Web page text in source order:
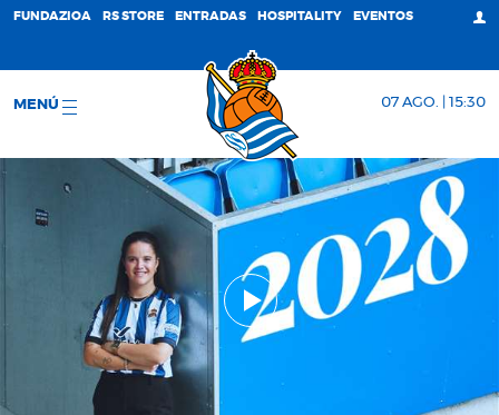
FUNDAZIOA RS STORE ENTRADAS HOSPITALITY EVENTOS
MENÚ 07 AGO. | 15:30